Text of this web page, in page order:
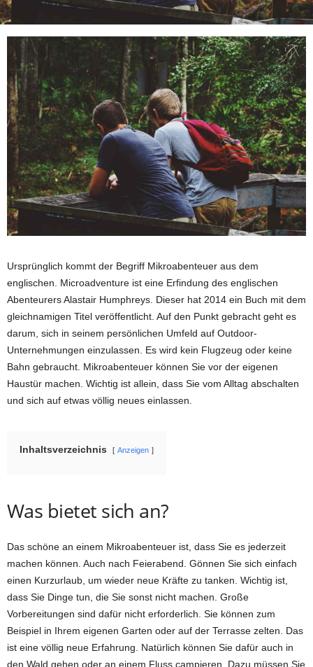
Ursprünglich kommt der Begriff Mikroabenteuer aus dem
englischen. Microadventure ist eine Erfindung des englischen
Abenteurers Alastair Humphreys. Dieser hat 2014 ein Buch mit dem
gleichnamigen Titel veröffentlicht. Auf den Punkt gebracht geht es
darum, sich in seinem persönlichen Umfeld auf Outdoor-
Unternehmungen einzulassen. Es wird kein Flugzeug oder keine
Bahn gebraucht. Mikroabenteuer können Sie vor der eigenen
Haustür machen. Wichtig ist allein, dass Sie vom Alltag abschalten
und sich auf etwas völlig neues einlassen.
Inhaltsverzeichnis Anzeigen
Was bietet sich an?
Das schöne an einem Mikroabenteuer ist, dass Sie es jederzeit
machen können. Auch nach Feierabend. Gönnen Sie sich einfach
einen Kurzurlaub, um wieder neue Kräfte zu tanken. Wichtig ist,
dass Sie Dinge tun, die Sie sonst nicht machen. Große
Vorbereitungen sind dafür nicht erforderlich. Sie können zum
Beispiel in Ihrem eigenen Garten oder auf der Terrasse zelten. Das
ist eine völlig neue Erfahrung. Natürlich können Sie dafür auch in
den Wald gehen oder an einem Fluss campieren. Dazu müssen Sie